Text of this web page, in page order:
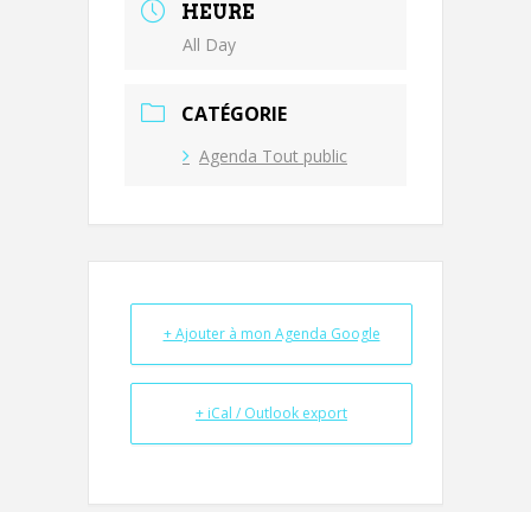
HEURE
All Day
CATÉGORIE
Agenda Tout public
+ Ajouter à mon Agenda Google
+ iCal / Outlook export